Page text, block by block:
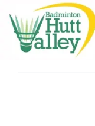
content